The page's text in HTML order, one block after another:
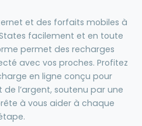
et des forfaits mobiles à
facilement et en toute
permet des recharges
avec vos proches. Profitez
en ligne conçu pour
l’argent, soutenu par une
à vous aider à chaque